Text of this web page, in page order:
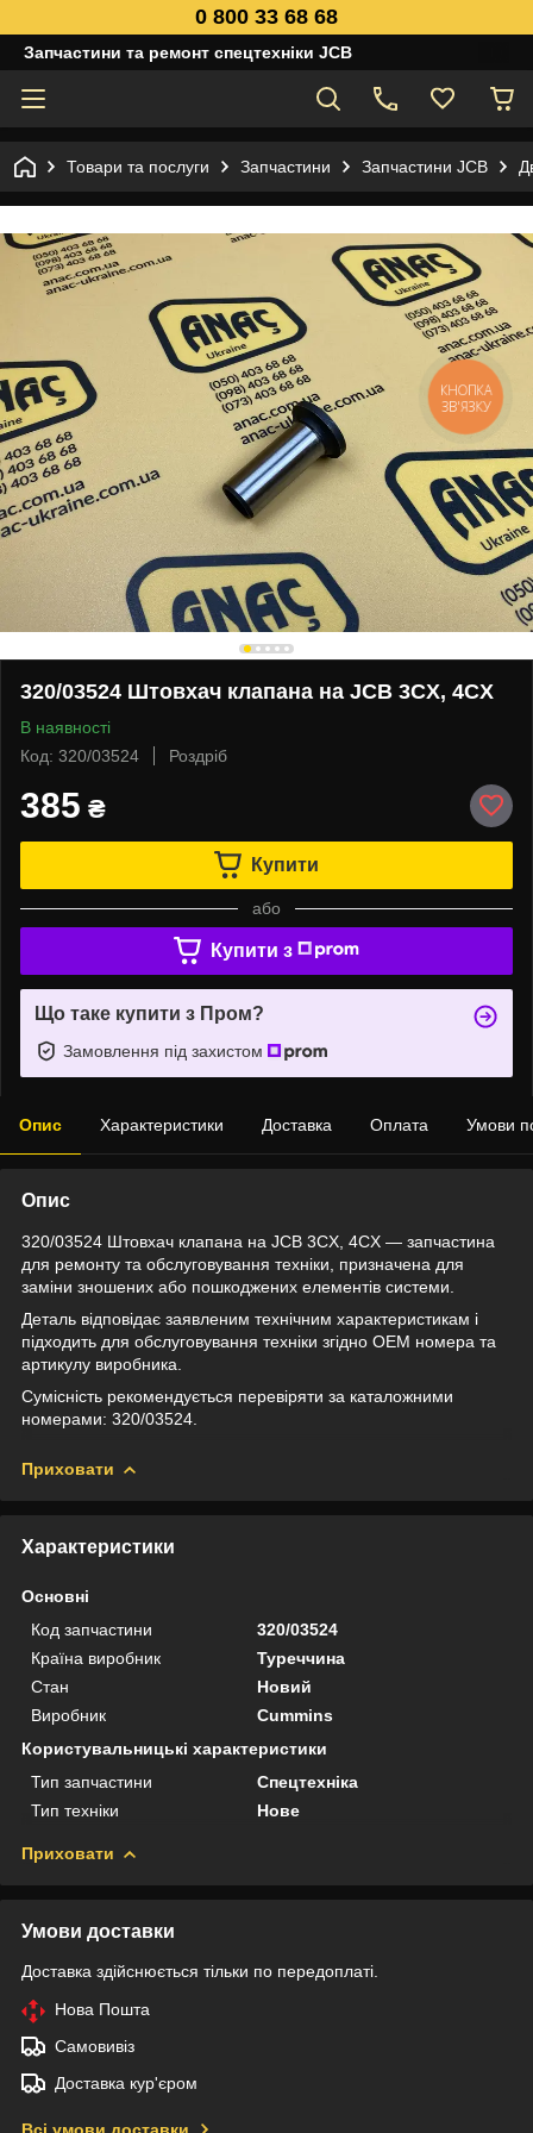
0 800 33 68 68
Запчастини та ремонт спецтехніки JCB
Товари та послуги Запчастини Запчастини JCB
320/03524 Штовхач клапана на JCB 3CX, 4CX
В наявності
Код: 320/03524
Роздріб
385 ₴
Купити
або
Купити з
Що таке купити з Пром?
Замовлення під захистом
Опис Характеристики Доставка Оплата Умови
Опис
320/03524 Штовхач клапана на JCB 3CX, 4CX — запчастина
для ремонту та обслуговування техніки, призначена для
заміни зношених або пошкоджених елементів системи.
Деталь відповідає заявленим технічним характеристикам і
підходить для обслуговування техніки згідно OEM номера та
артикулу виробника.
Сумісність рекомендується перевіряти за каталожними
номерами: 320/03524.
Приховати
Характеристики
Основні
Код запчастини
320/03524
Країна виробник
Туреччина
Стан
Новий
Виробник
Cummins
Користувальницькі характеристики
Тип запчастини
Спецтехніка
Тип техніки
Нове
Приховати
Умови доставки
Доставка здійснюється тільки по передоплаті.
Нова Пошта
Самовивіз
Доставка кур'єром
Всі умови доставки
КНОПКА
ЗВ'ЯЗКУ